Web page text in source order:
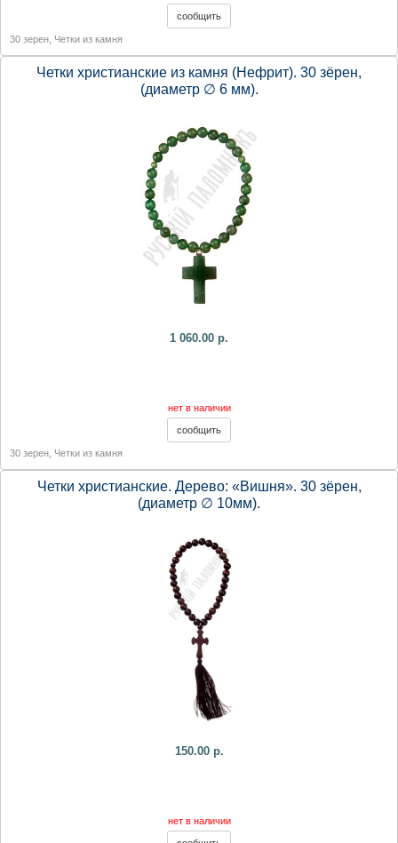
30 зерен Четки из камня
Четки христианские из камня (Нефрит). 30 зёрен,
(диаметр ∅ 6 мм).
1 060.00 р.
нет в наличии
30 зерен Четки из камня
Четки христианские. Дерево: «Вишня». 30 зёрен,
(диаметр ∅ 10мм).
150.00 р.
нет в наличии